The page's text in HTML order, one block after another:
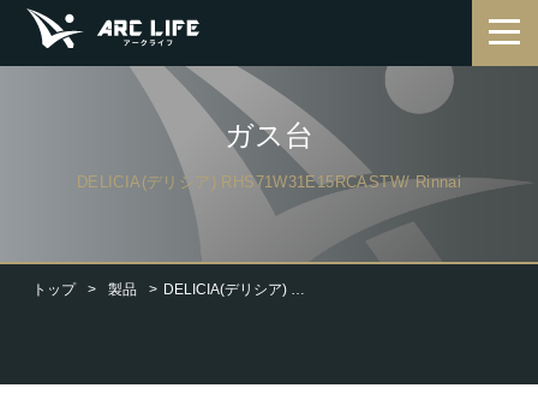
トップ 製品 DELICIA(デリシア) RHS71W31E15RCASTW
ガス台
DELICIA(デリシア) RHS71W31E15RCASTW/ Rinnai